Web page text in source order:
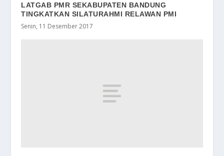
LATGAB PMR SEKABUPATEN BANDUNG
TINGKATKAN SILATURAHMI RELAWAN PMI
Senin, 11 Desember 2017